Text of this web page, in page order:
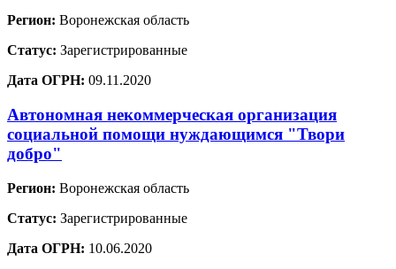
Регион: Воронежская область
Статус: Зарегистрированные
Дата ОГРН: 09.11.2020
Автономная некоммерческая организация
социальной помощи нуждающимся "Твори
добро"
Регион: Воронежская область
Статус: Зарегистрированные
Дата ОГРН: 10.06.2020